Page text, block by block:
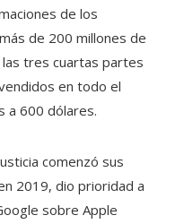
de los
de 200 millones de
tres cuartas partes
en todo el
a 600 dólares.
comenzó sus
2019, dio prioridad a
sobre Apple